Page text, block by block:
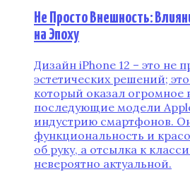
Не Просто Внешность:
на Эпоху
Дизайн iPhone 12 – это не
эстетических решений;
который оказал огромное
последующие модели
индустрию смартфонов. Он
функциональность и
об руку‚ а отсылка к
невероятно актуальной.